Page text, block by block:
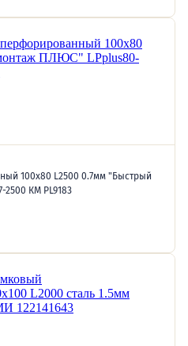
100х80 L2500 0.7мм "Быстрый
КМ PL9183